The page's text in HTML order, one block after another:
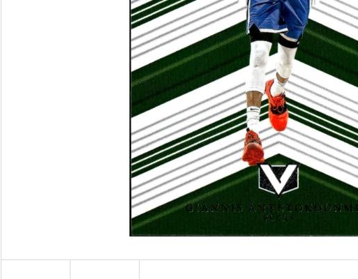
2024-25 PANINI HAUNTED HOOPS PACK
ULTRA PRO PLATINUM - 1 KS
7 Kč